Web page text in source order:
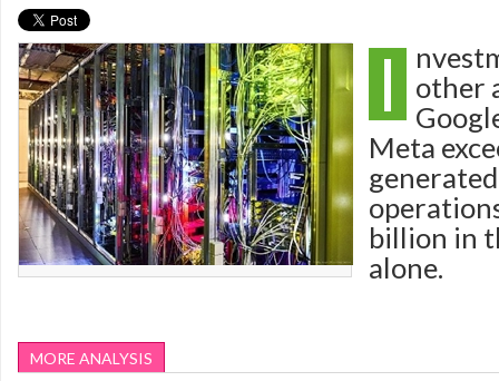
I
other
Meta
billion in
alone.
MORE ANALYSIS